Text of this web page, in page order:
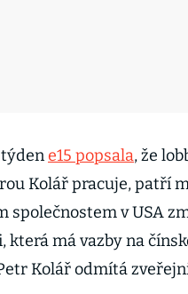
e15 popsala, že
Kolář pracuje, patří
společnostem v USA
která má vazby na
Kolář odmítá